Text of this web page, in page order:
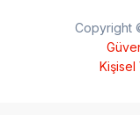
Copyright
Kişisel